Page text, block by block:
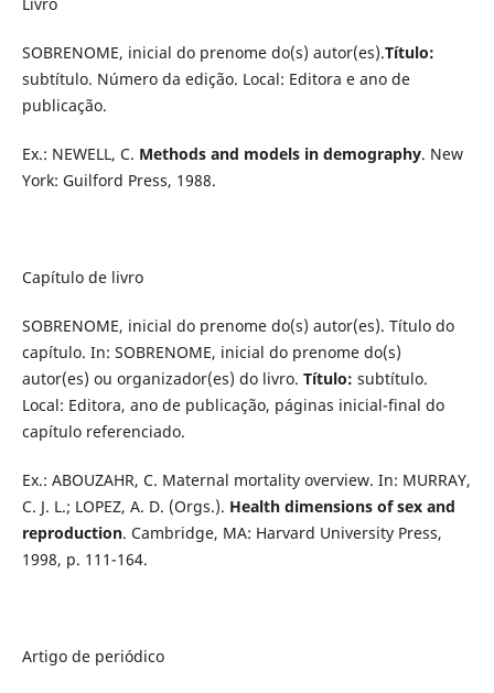
SOBRENOME, inicial do prenome do(s) autor(es).Título:
subtítulo. Número da edição. Local: Editora e ano de
publicação.
Ex.: NEWELL, C. Methods and models in demography. New
York: Guilford Press, 1988.
Capítulo de livro
SOBRENOME, inicial do prenome do(s) autor(es). Título do
capítulo. In: SOBRENOME, inicial do prenome do(s)
autor(es) ou organizador(es) do livro. Título: subtítulo.
Local: Editora, ano de publicação, páginas inicial-final do
capítulo referenciado.
Ex.: ABOUZAHR, C. Maternal mortality overview. In: MURRAY,
C. J. L.; LOPEZ, A. D. (Orgs.). Health dimensions of sex and
reproduction. Cambridge, MA: Harvard University Press,
1998, p. 111-164.
Artigo de periódico